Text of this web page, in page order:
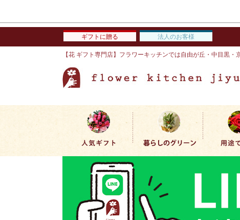
ギフトに贈る 法人のお客様
【花 ギフト専門店】フラワーキッチンでは自由が丘・中目黒・